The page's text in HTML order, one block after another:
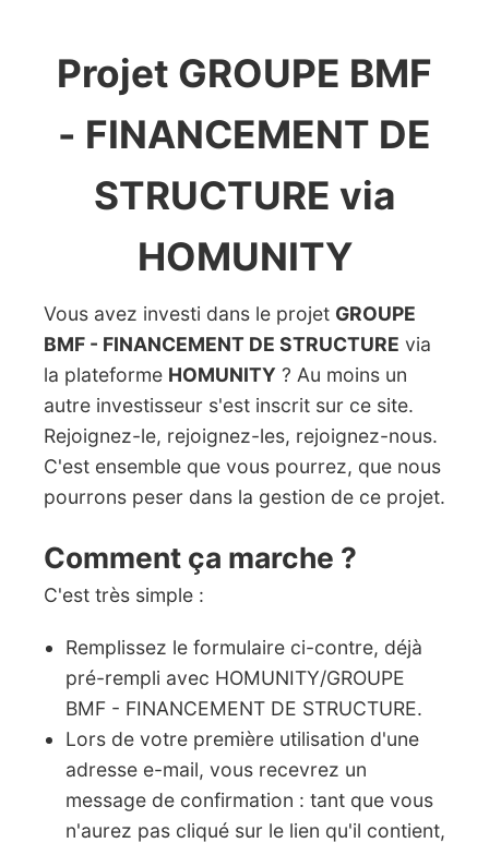
Projet GROUPE BMF
- FINANCEMENT DE
STRUCTURE via
HOMUNITY
Vous avez investi dans le projet GROUPE
BMF - FINANCEMENT DE STRUCTURE via
la plateforme HOMUNITY ? Au moins un
autre investisseur s'est inscrit sur ce site.
Rejoignez-le, rejoignez-les, rejoignez-nous.
C'est ensemble que vous pourrez, que nous
pourrons peser dans la gestion de ce projet.
Comment ça marche ?
C'est très simple :
Remplissez le formulaire ci-contre, déjà
pré-rempli avec HOMUNITY/GROUPE
BMF - FINANCEMENT DE STRUCTURE.
Lors de votre première utilisation d'une
adresse e-mail, vous recevrez un
message de confirmation : tant que vous
n'aurez pas cliqué sur le lien qu'il contient,